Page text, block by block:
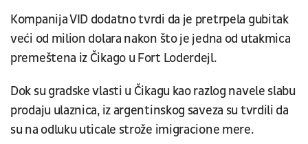
Kompanija VID dodatno tvrdi da je pretrpela gubitak
veći od milion dolara nakon što je jedna od utakmica
premeštena iz Čikago u Fort Loderdejl.
Dok su gradske vlasti u Čikagu kao razlog navele slabu
prodaju ulaznica, iz argentinskog saveza su tvrdili da
su na odluku uticale strože imigracione mere.